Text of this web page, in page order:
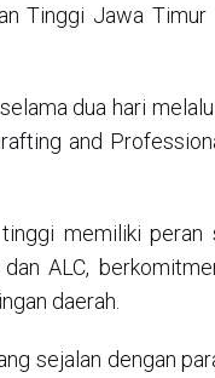
Tinggi Jawa Timur
dua hari
and
tinggi memiliki
ALC,
daerah.
sejalan dengan